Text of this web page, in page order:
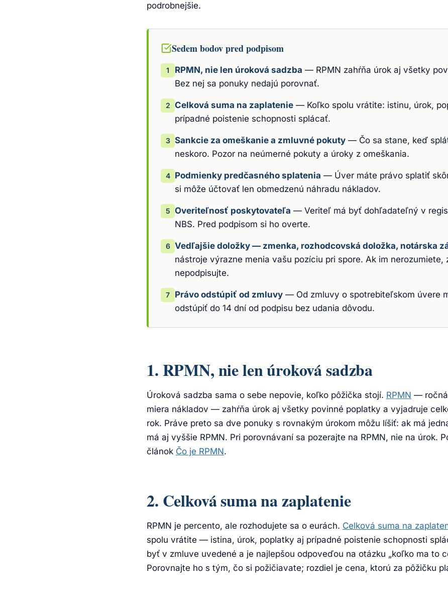
podrobnejšie.
Sedem bodov pred podpisom
1 RPMN, nie len úroková sadzba — RPMN zahŕňa úrok aj všetky
Bez nej sa ponuky nedajú porovnať.
2 Celková suma na zaplatenie — Koľko spolu vrátite: istinu, úrok,
prípadné poistenie schopnosti splácať.
3 Sankcie za omeškanie a zmluvné pokuty — Čo sa stane, keď
neskoro. Pozor na neúmerné pokuty a úroky z omeškania.
4 Podmienky predčasného splatenia — Úver máte právo splatiť
si môže účtovať len obmedzenú náhradu nákladov.
5 Overiteľnosť poskytovateľa — Veriteľ má byť dohľadateľný v
NBS. Pred podpisom si ho overte.
6 Vedľajšie doložky — zmenka, rozhodcovská doložka, notárska
nástroje výrazne menia vašu pozíciu pri spore. Ak im nerozumiete,
nepodpisujte.
7 Právo odstúpiť od zmluvy — Od zmluvy o spotrebiteľskom úvere
odstúpiť do 14 dní od podpisu bez udania dôvodu.
1. RPMN, nie len úroková sadzba
Úroková sadzba sama o sebe nepovie, koľko pôžička stojí. RPMN — ročná
miera nákladov — zahŕňa úrok aj všetky povinné poplatky a vyjadruje
rok. Práve preto sa dve ponuky s rovnakým úrokom môžu líšiť: ak má
má aj vyššie RPMN. Pri porovnávaní sa pozerajte na RPMN, nie na úrok.
článok Čo je RPMN.
2. Celková suma na zaplatenie
RPMN je percento, ale rozhodujete sa o eurách. Celková suma na
spolu vrátite — istina, úrok, poplatky aj prípadné poistenie schopnosti
byť v zmluve uvedené a je najlepšou odpoveďou na otázku „koľko ma to
Porovnajte ho s tým, čo si požičiavate; rozdiel je cena, ktorú za pôžičku